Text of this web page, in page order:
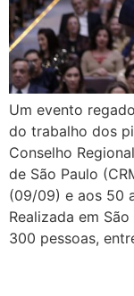
Um evento
do trabalho dos
Conselho
de São Paulo
(09/09) e aos 50
Realizada em
300 pessoas,